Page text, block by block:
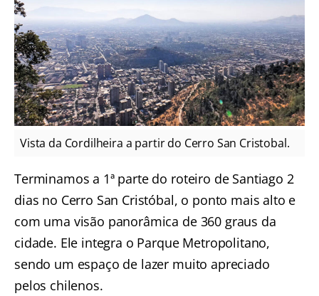
Vista da Cordilheira a partir do Cerro San Cristobal.
Terminamos a 1ª parte do roteiro de Santiago 2
dias no Cerro San Cristóbal, o ponto mais alto e
com uma visão panorâmica de 360 graus da
cidade. Ele integra o Parque Metropolitano,
sendo um espaço de lazer muito apreciado
pelos chilenos.